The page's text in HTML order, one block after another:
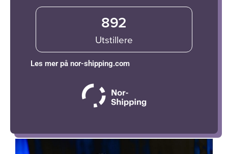
Utstillere
892
Les mer på nor-shipping.com